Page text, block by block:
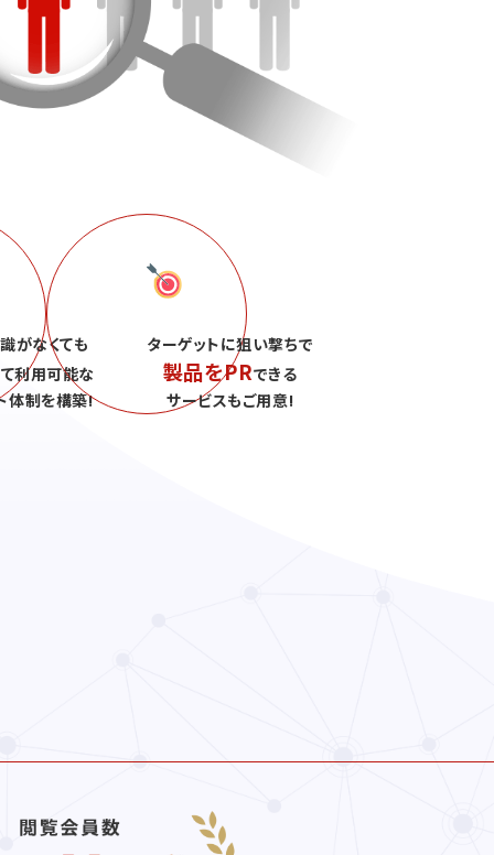
がなくても
利用可能な
体制を構築!
ターゲットに狙い撃ちで
製品をPRできる
サービスもご用意!